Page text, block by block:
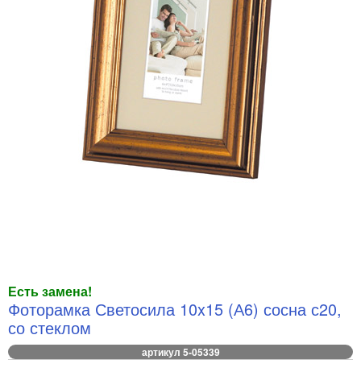
Есть замена!
Фоторамка Светосила 10x15 (А6) сосна с20,
со стеклом
артикул 5-05339